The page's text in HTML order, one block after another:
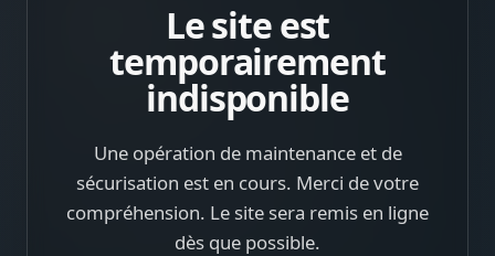
Le site est
temporairement
indisponible
Une opération de maintenance et de
sécurisation est en cours. Merci de votre
compréhension. Le site sera remis en ligne
dès que possible.